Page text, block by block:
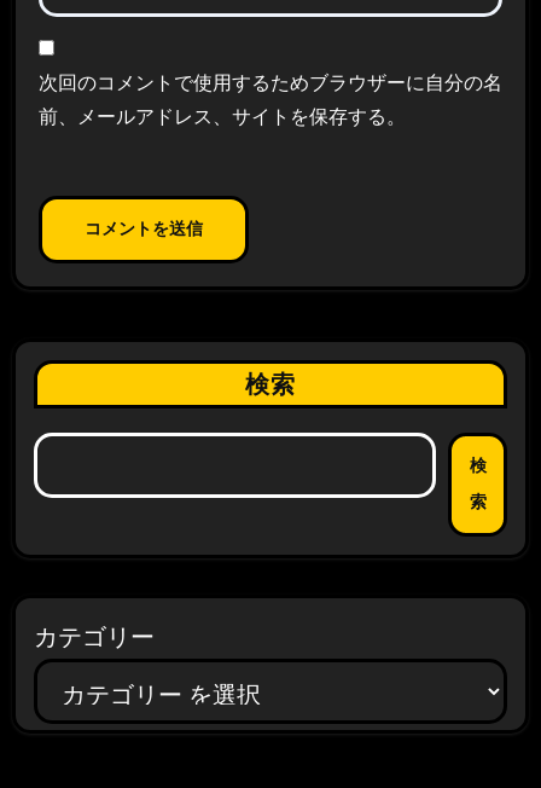
次回のコメントで使用するためブラウザーに自分の名
前、メールアドレス、サイトを保存する。
検索
検
索
カテゴリー